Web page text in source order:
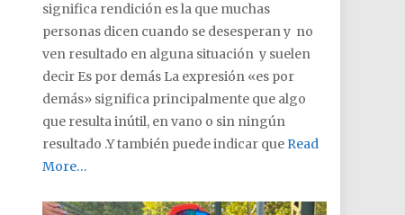
significa rendición es la que muchas
personas dicen cuando se desesperan y no
ven resultado en alguna situación y suelen
decir Es por demás La expresión «es por
demás» significa principalmente que algo
que resulta inútil, en vano o sin ningún
resultado .Y también puede indicar que Read
More…